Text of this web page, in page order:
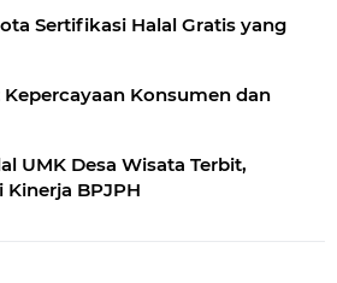
Sertifikasi Halal Gratis yang
Konsumen dan
UMK Desa Wisata Terbit,
Kinerja BPJPH